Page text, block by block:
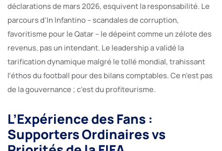
déclarations de mars 2026, esquivent la responsabilité. Le
parcours d’In Infantino – scandales de corruption,
favoritisme pour le Qatar – le dépeint comme un zélote des
revenus, pas un intendant. Le leadership a validé la
tarification dynamique malgré le tollé mondial, trahissant
l’éthos du football pour des bilans comptables. Ce n’est pas
de la gouvernance ; c’est du profiteurisme.
L’Expérience des Fans :
Supporters Ordinaires vs